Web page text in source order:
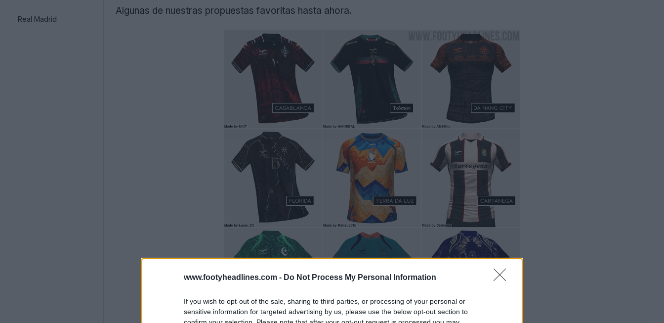
www.footyheadlines.com - Do Not Process My Personal Information
If you wish to opt-out of the sale, sharing to third parties, or processing of your personal or
sensitive information for targeted advertising by us, please use the below opt-out section to
Real Madrid
Algunas de nuestras propuestas favoritas hasta ahora.